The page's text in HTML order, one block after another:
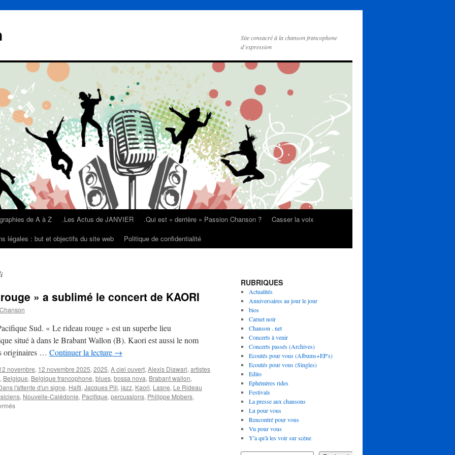
Site consacré à la chanson francophone
d’expression
de A à Z .Les Actus de JANVIER .Qui est « derrière » Passion Chanson ?
Casser la voix
légales : but et objectifs du site web Politique de confidentialité
» a sublimé le concert de KAORI
Sud. « Le rideau rouge » est un superbe lieu
situé à dans le Brabant Wallon (B). Kaori est aussi le nom
originaires … Continuer la lecture →
novembre, 12 novembre 2025, 2025, A ciel ouvert, Alexis Diawari, artistes
, Belgique, Belgique francophone, blues, bossa nova, Brabant wallon,
l'attente d'un signe, Haïti, Jacques Pili, jazz, Kaori, Lasne, Le Rideau
, Nouvelle-Calédonie, Pacifique, percussions, Philippe Mobers,
sur
RUBRIQUES
Actualités
Anniversaires au jour le jour
bios
Carnet noir
Chanson . net
Concerts à venir
Concerts passés (Archives)
Ecoutés pour vous (Albums+EP's)
Ecoutés pour vous (Singles)
Edito
Ephémères rides
Festivals
La presse aux chansons
Lu pour vous
Rencontré pour vous
Vu pour vous
Y'a qu'à les voir sur scène